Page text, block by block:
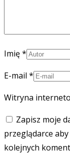
Imię*
E-mail *
Witryna
Zapisz moje
przeglądarce
kolejnych